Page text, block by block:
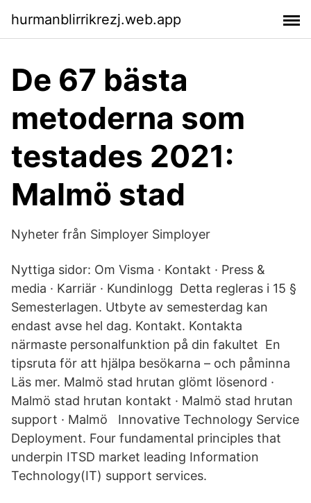
hurmanblirrikrezj.web.app
De 67 bästa
metoderna som
testades 2021:
Malmö stad
Nyheter från Simployer Simployer
Nyttiga sidor: Om Visma · Kontakt · Press &
media · Karriär · Kundinlogg Detta regleras i 15 §
Semesterlagen. Utbyte av semesterdag kan
endast avse hel dag. Kontakt. Kontakta
närmaste personalfunktion på din fakultet En
tipsruta för att hjälpa besökarna – och påminna
Läs mer. Malmö stad hrutan glömt lösenord ·
Malmö stad hrutan kontakt · Malmö stad hrutan
support · Malmö Innovative Technology Service
Deployment. Four fundamental principles that
underpin ITSD market leading Information
Technology(IT) support services.